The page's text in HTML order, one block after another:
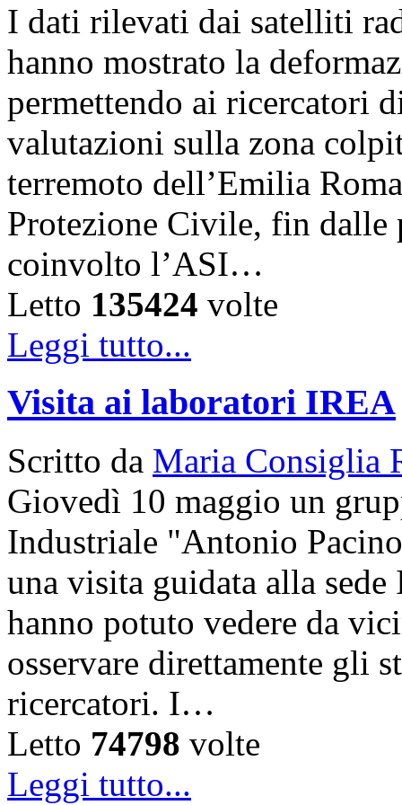
I dati rilevati dai satelliti
hanno mostrato la
permettendo ai ricercatori
valutazioni sulla zona
terremoto dell’Emilia
Protezione Civile, fin dalle
coinvolto l’ASI…
Letto 135424 volte
Leggi tutto...
Visita ai laboratori IREA
Scritto da Maria Consiglia
Giovedì 10 maggio un
Industriale "Antonio
una visita guidata alla
hanno potuto vedere da
osservare direttamente gli
ricercatori. I…
Letto 74798 volte
Leggi tutto...